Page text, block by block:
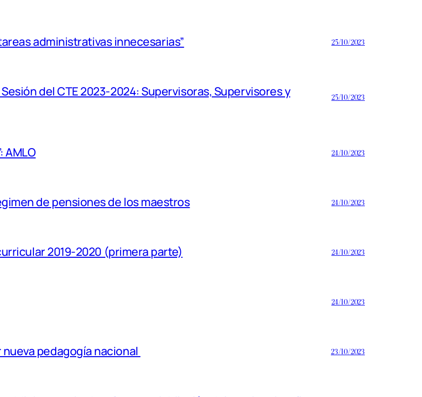
administrativas innecesarias” 25/10/2023
del CTE 2023-2024: Supervisoras, Supervisores y 25/10/2023
AMLO 24/10/2023
de pensiones de los maestros 24/10/2023
2019-2020 (primera parte) 24/10/2023
24/10/2023
pedagogía nacional 23/10/2023